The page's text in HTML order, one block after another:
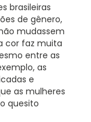
brasileiras
de gênero,
mudassem
cor faz muita
entre as
as
e
as mulheres
quesito